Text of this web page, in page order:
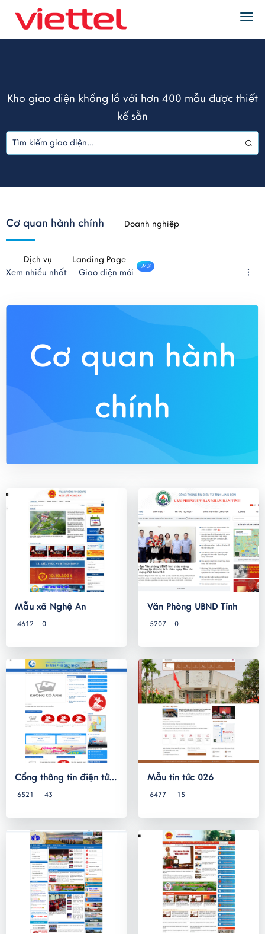
Kho giao diện khổng lồ với hơn 400 mẫu được thiết
kế sẵn
Cơ quan hành chính Doanh nghiệp
Dịch vụ
Landing Page
Xem nhiều nhất
Giao diện mới
Mới
Cơ quan hành
chính
Mẫu xã Nghệ An
4612 0
Văn Phòng UBND Tỉnh
5207 0
Cổng thông tin điện tử
Thành phố
6521 43
Mẫu tin tức 026
6477 15